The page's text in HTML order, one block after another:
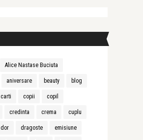
Alice Nastase Buciuta
aniversare beauty blog
carti copii copil
credinta crema cuplu
dor dragoste emisiune